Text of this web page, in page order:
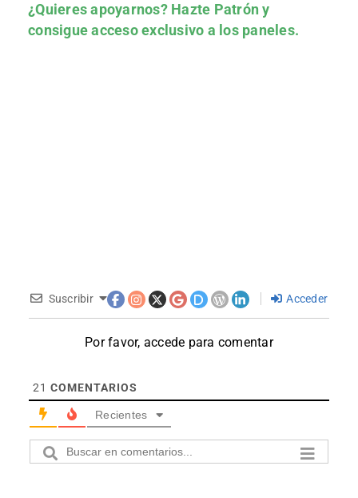
¿Quieres apoyarnos? Hazte Patróny
consigue acceso exclusivo a los paneles.
Suscribir Acceder
Por favor, accede para comentar
21 COMENTARIOS
Recientes